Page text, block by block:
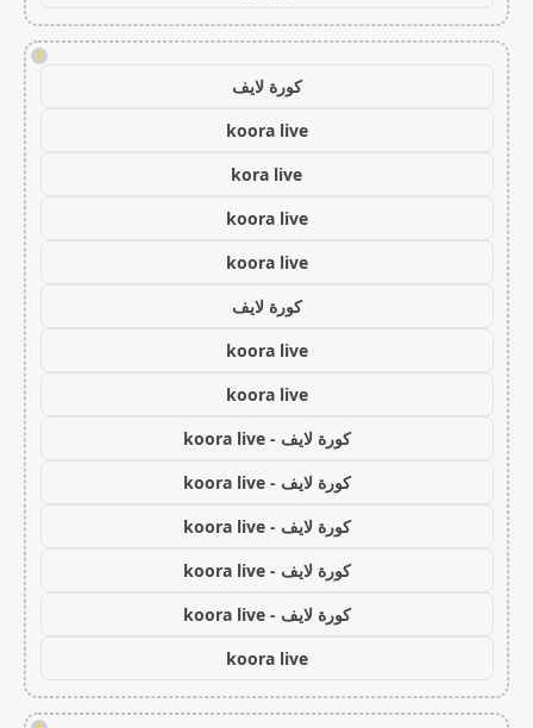
!
كورة لايف
koora live
kora live
koora live
koora live
كورة لايف
koora live
koora live
كورة لايف - koora live
كورة لايف - koora live
كورة لايف - koora live
كورة لايف - koora live
كورة لايف - koora live
koora live